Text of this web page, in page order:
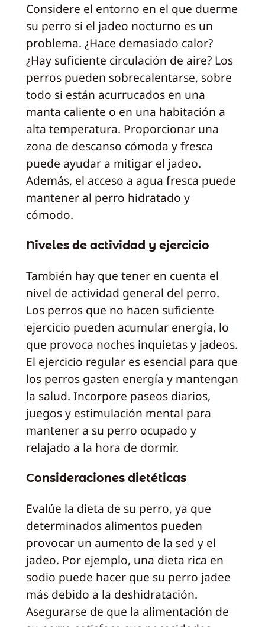
Considere el entorno en el que duerme
su perro si el jadeo nocturno es un
problema. ¿Hace demasiado calor?
¿Hay suficiente circulación de aire? Los
perros pueden sobrecalentarse, sobre
todo si están acurrucados en una
manta caliente o en una habitación a
alta temperatura. Proporcionar una
zona de descanso cómoda y fresca
puede ayudar a mitigar el jadeo.
Además, el acceso a agua fresca puede
mantener al perro hidratado y
cómodo.
Niveles de actividad y ejercicio
También hay que tener en cuenta el
nivel de actividad general del perro.
Los perros que no hacen suficiente
ejercicio pueden acumular energía, lo
que provoca noches inquietas y jadeos.
El ejercicio regular es esencial para que
los perros gasten energía y mantengan
la salud. Incorpore paseos diarios,
juegos y estimulación mental para
mantener a su perro ocupado y
relajado a la hora de dormir.
Consideraciones dietéticas
Evalúe la dieta de su perro, ya que
determinados alimentos pueden
provocar un aumento de la sed y el
jadeo. Por ejemplo, una dieta rica en
sodio puede hacer que su perro jadee
más debido a la deshidratación.
Asegurarse de que la alimentación de